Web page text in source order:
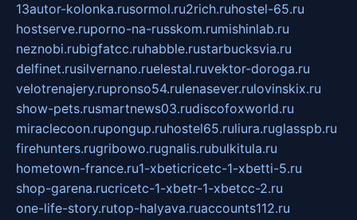
13autor-kolonka.rusormol.ru2rich.ruhostel-65.ru
hostserve.ruporno-na-russkom.rumishinlab.ru
neznobi.rubigfatcc.ruhabble.rustarbucksvia.ru
delfinet.rusilvernano.ruelestal.ruvektor-doroga.ru
velotrenajery.rupronso54.rulenasever.rulovinskix.ru
show-pets.rusmartnews03.rudiscofoxworld.ru
miraclecoon.rupongup.ruhostel65.ruliura.ruglasspb.ru
firehunters.rugribowo.rugnalis.rubulkitula.ru
hometown-france.ru1-xbeticricetc-1-xbetti-5.ru
shop-garena.rucricetc-1-xbetr-1-xbetcc-2.ru
one-life-story.rutop-halyava.ruaccounts112.ru